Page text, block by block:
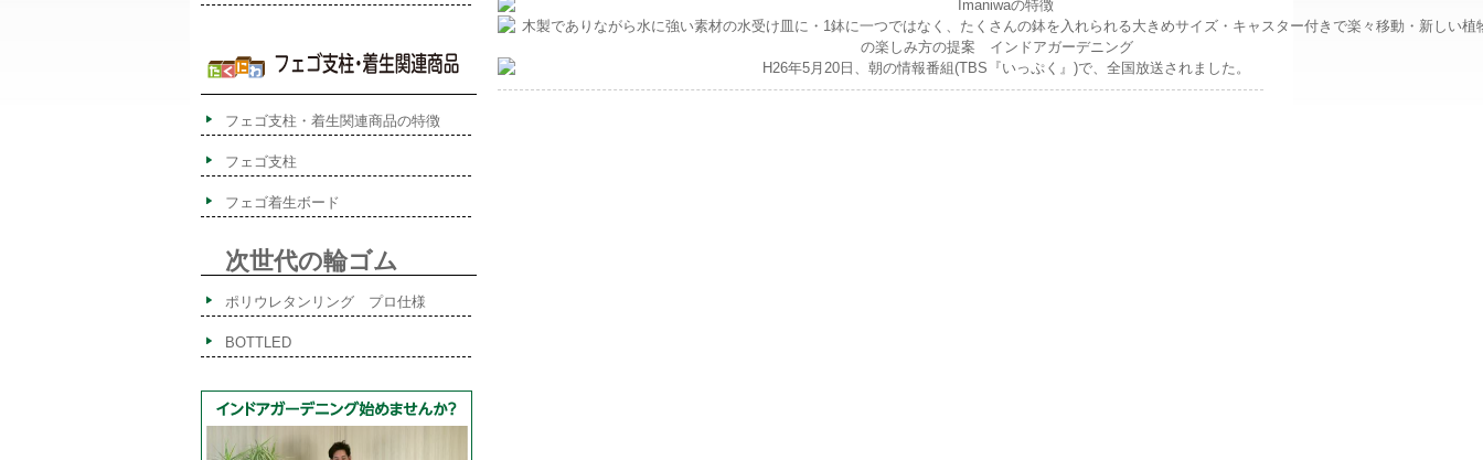
フェゴ支柱・着生関連商品の特徴
フェゴ支柱
フェゴ着生ボード
次世代の輪ゴム
ポリウレタンリング プロ仕様
BOTTLED